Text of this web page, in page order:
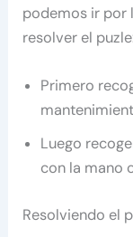
podemos ir por
resolver el
Primero
Luego
con la mano
Resolviendo el